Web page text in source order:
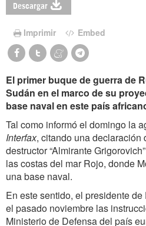
Descargar
Imprimir Embed
El primer buque de guerra de
Sudán en el marco de su
base naval en este país
Tal como informó el domingo la
Interfax, citando una declaración
destructor “Almirante
las costas del mar Rojo, donde
una base naval.
En este sentido, el presidente
el pasado noviembre las
Ministerio de Defensa del país